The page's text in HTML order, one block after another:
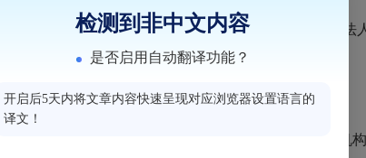
，还需提供被委托人身份证原件和复印件各一份及法
份（需加盖单位公章）；
介绍应含：单位名称、办公地址、法定代表人、机
检测到非中文内容
是否启用自动翻译功能？
开启后5天内将文章内容快速呈现对应浏览器设置语言的
译文！